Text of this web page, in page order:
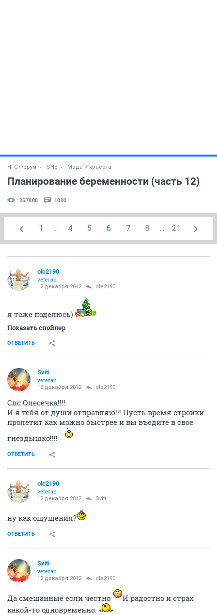
НГС.Форум SHE Мода и красота
Планирование беременности (часть 12)
257888 1000
1 ... 4 5 6 7 8 ... 21
ole2190
veteran
12 декабря 2012 ole2190
я тоже поделюсь)
Показать спойлер
ОТВЕТИТЬ
Sviti
veteran
12 декабря 2012 ole2190
Спс Олесечка!!!!
И я тебя от души отправляю!!! Пусть время стройки
пролетит как можно быстрее и вы въедите в свое
гнездышко!!!!
ОТВЕТИТЬ
ole2190
veteran
12 декабря 2012 Sviti
ну как ощущения?
ОТВЕТИТЬ
Sviti
veteran
12 декабря 2012 ole2190
Да смешанные если честно
И радостно и страх
какой-то одновременно.